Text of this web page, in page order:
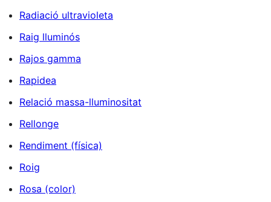
Radiació ultravioleta
Raig lluminós
Rajos gamma
Rapidea
Relació massa-lluminositat
Rellonge
Rendiment (física)
Roig
Rosa (color)